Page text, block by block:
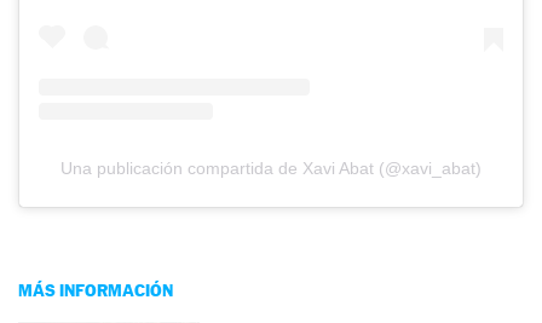
Una publicación compartida de Xavi Abat (@xavi_abat)
MÁS INFORMACIÓN